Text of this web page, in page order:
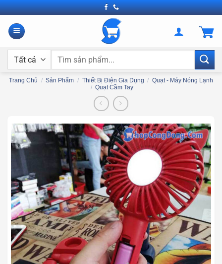
Bỏ
qua
nội
Tìm
Trang Chủ / Sản Phẩm / Thiết Bị Điện Gia Dụng / Quạt - Máy Nóng Lạnh
/ Quạt Cầm Tay